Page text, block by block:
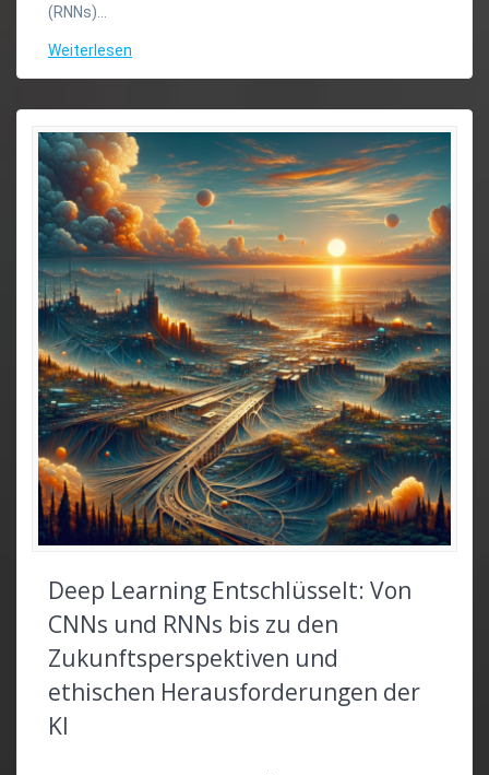
(RNNs)…
Weiterlesen
Deep Learning Entschlüsselt: Von
CNNs und RNNs bis zu den
Zukunftsperspektiven und
ethischen Herausforderungen der
KI